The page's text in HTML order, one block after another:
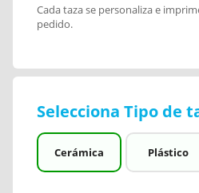
Cada taza se personaliza e
pedido.
Selecciona Tipo de
Cerámica Plástico